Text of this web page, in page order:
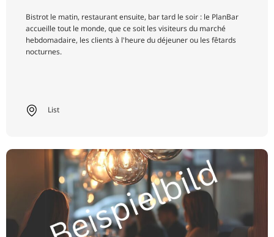
Bistrot le matin, restaurant ensuite, bar tard le soir : le PlanBar
accueille tout le monde, que ce soit les visiteurs du marché
hebdomadaire, les clients à l'heure du déjeuner ou les fêtards
nocturnes.
List